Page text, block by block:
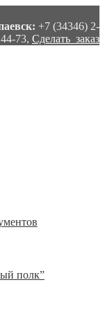
+7 (34346) 2-
44-73, Сделать заказ
полк”